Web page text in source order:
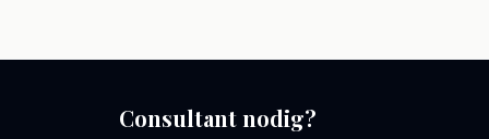
Consultant nodig?